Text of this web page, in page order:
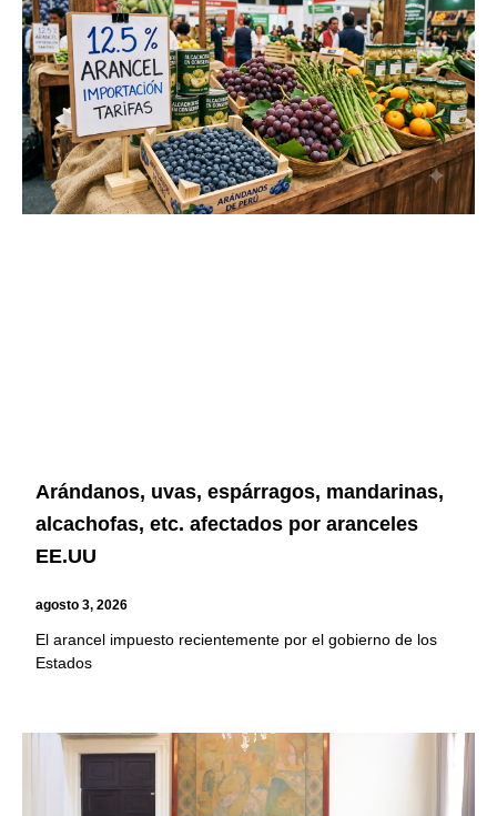
Arándanos, uvas, espárragos, mandarinas,
alcachofas, etc. afectados por aranceles
EE.UU
agosto 3, 2026
El arancel impuesto recientemente por el gobierno de los
Estados